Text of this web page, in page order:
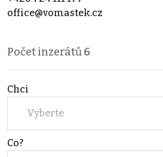
office@vomastek.cz
Počet inzerátů6
Chci
Vyberte
Co?